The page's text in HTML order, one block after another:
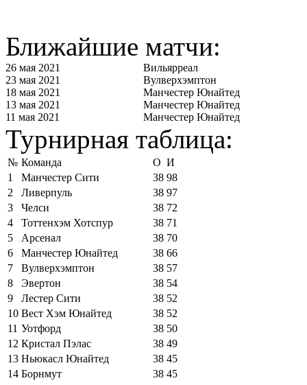
Ближайшие матчи:
26 мая 2021
Вильярреал
23 мая 2021
Вулверхэмптон
18 мая 2021
Манчестер Юнайтед
13 мая 2021
Манчестер Юнайтед
11 мая 2021
Манчестер Юнайтед
Турнирная таблица:
№ Команда О И
1
Манчестер Сити 38 98
2
Ливерпуль 38 97
3
Челси 38 72
4
Тоттенхэм Хотспур 38 71
5
Арсенал 38 70
6
Манчестер Юнайтед 38 66
7
Вулверхэмптон 38 57
8
Эвертон 38 54
9
Лестер Сити 38 52
10 Вест Хэм Юнайтед 38 52
11 Уотфорд 38 50
12 Кристал Пэлас 38 49
13 Ньюкасл Юнайтед 38 45
14 Борнмут 38 45